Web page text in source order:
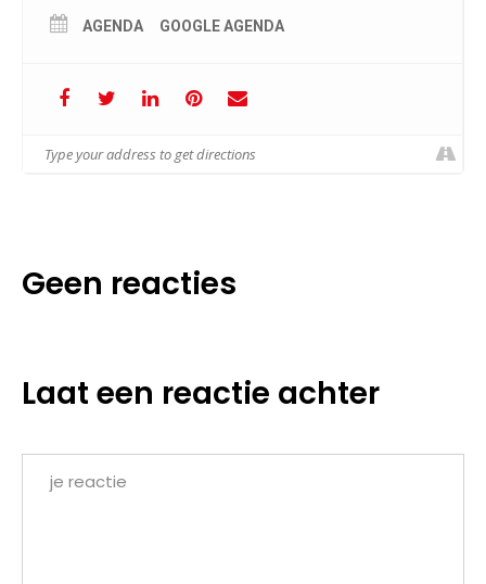
AGENDA GOOGLE AGENDA
Geen reacties
Laat een reactie achter